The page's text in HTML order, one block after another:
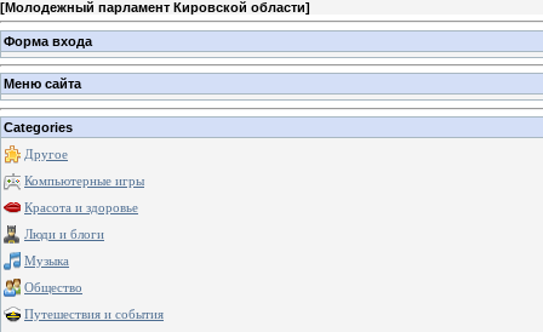
[Молодежный парламент Кировской области]
Форма входа
Меню сайта
Categories
Другое
Компьютерные игры
Красота и здоровье
Люди и блоги
Музыка
Общество
Путешествия и события